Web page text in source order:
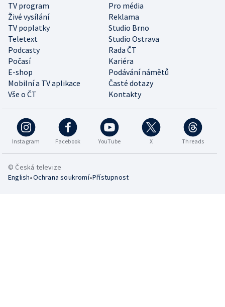
TV program
Pro média
Živé vysílání
Reklama
TV poplatky
Studio Brno
Teletext
Studio Ostrava
Podcasty
Rada ČT
Počasí
Kariéra
E-shop
Podávání námětů
Mobilní a TV aplikace
Časté dotazy
Vše o ČT
Kontakty
Instagram Facebook YouTube X Threads
© Česká televize
English•Ochrana soukromí•Přístupnost